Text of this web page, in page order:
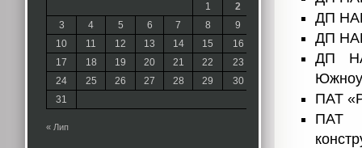
1
2
3
4 5 6 7 8
9
10
11 12 13 14 15
16
17
18 19 20 21 22
23
24
25 26 27 28 29
30
31
« Лип
ДП
ДП
ДП
ПАТ
ПАТ